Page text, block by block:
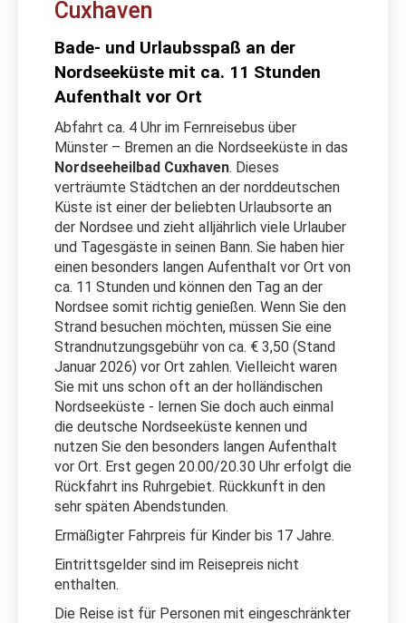
Cuxhaven
Bade- und Urlaubsspaß an der
Nordseeküste mit ca. 11 Stunden
Aufenthalt vor Ort
Abfahrt ca. 4 Uhr im Fernreisebus über
Münster – Bremen an die Nordseeküste in das
Nordseeheilbad Cuxhaven. Dieses
verträumte Städtchen an der norddeutschen
Küste ist einer der beliebten Urlaubsorte an
der Nordsee und zieht alljährlich viele Urlauber
und Tagesgäste in seinen Bann. Sie haben hier
einen besonders langen Aufenthalt vor Ort von
ca. 11 Stunden und können den Tag an der
Nordsee somit richtig genießen. Wenn Sie den
Strand besuchen möchten, müssen Sie eine
Strandnutzungsgebühr von ca. € 3,50 (Stand
Januar 2026) vor Ort zahlen. Vielleicht waren
Sie mit uns schon oft an der holländischen
Nordseeküste - lernen Sie doch auch einmal
die deutsche Nordseeküste kennen und
nutzen Sie den besonders langen Aufenthalt
vor Ort. Erst gegen 20.00/20.30 Uhr erfolgt die
Rückfahrt ins Ruhrgebiet. Rückkunft in den
sehr späten Abendstunden.
Ermäßigter Fahrpreis für Kinder bis 17 Jahre.
Eintrittsgelder sind im Reisepreis nicht
enthalten.
Die Reise ist für Personen mit eingeschränkter